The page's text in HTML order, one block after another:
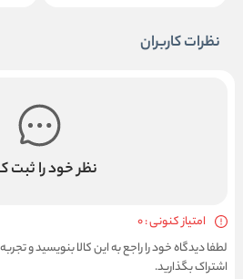
نظرات کاربران
نظر خود را ثبت
امتیاز کنونی : 0
لطفا دیدگاه خود را راجع به این کالا بنویسید و تجربه
اشتراک بگذارید.